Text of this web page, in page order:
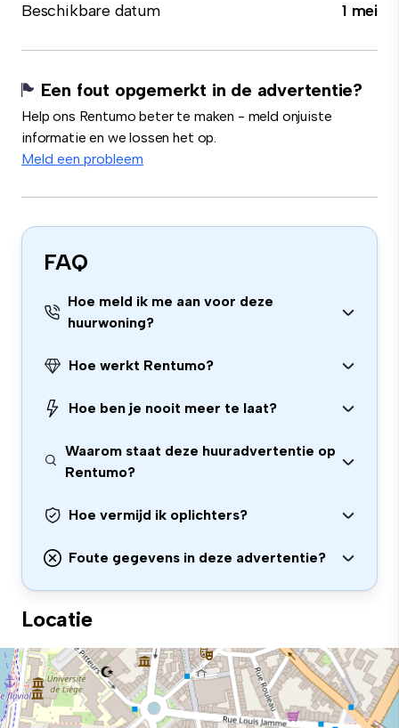
Beschikbare datum
1 mei
Een fout opgemerkt in de advertentie?
Help ons Rentumo beter te maken - meld onjuiste
informatie en we lossen het op.
Meld een probleem
FAQ
Hoe meld ik me aan voor deze
huurwoning?
Hoe werkt Rentumo?
Hoe ben je nooit meer te laat?
Waarom staat deze huuradvertentie op
Rentumo?
Hoe vermijd ik oplichters?
Foute gegevens in deze advertentie?
Locatie